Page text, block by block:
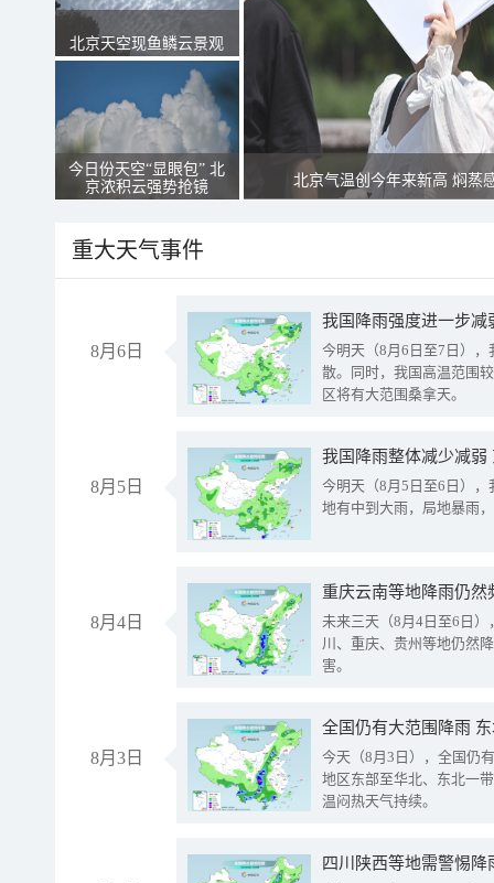
北京天空现鱼鳞云景观
今日份天空“显眼包” 北
京浓积云强势抢镜
北京气温创今年来新高 焖蒸
重大天气事件
8月6日
今明天（8月6日至7日）
散。同时，我国高温范围
区将有大范围桑拿天。
8月5日
我国降雨整体减少减弱
今明天（8月5日至6日）
地有中到大雨，局地暴雨
8月4日
重庆云南等地降雨仍然
未来三天（8月4日至6日
川、重庆、贵州等地仍然
害。
8月3日
全国仍有大范围降雨
今天（8月3日），全国仍
地区东部至华北、东北一
温闷热天气持续。